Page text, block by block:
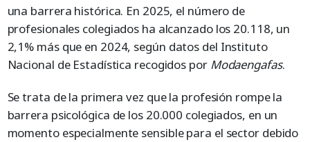
una barrera histórica. En 2025, el número de
profesionales colegiados ha alcanzado los 20.118, un
2,1% más que en 2024, según datos del Instituto
Nacional de Estadística recogidos por Modaengafas.
Se trata de la primera vez que la profesión rompe la
barrera psicológica de los 20.000 colegiados, en un
momento especialmente sensible para el sector debido